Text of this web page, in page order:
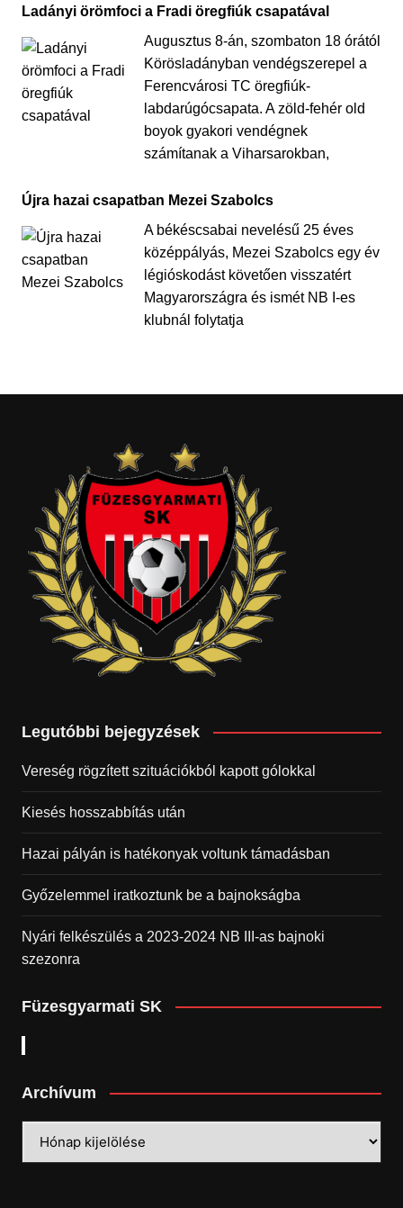
Ladányi örömfoci a Fradi öregfiúk csapatával
Augusztus 8-án, szombaton 18 órától
Körösladányban vendégszerepel a
Ferencvárosi TC öregfiúk-
labdarúgócsapata. A zöld-fehér old
boyok gyakori vendégnek
számítanak a Viharsarokban,
Újra hazai csapatban Mezei Szabolcs
A békéscsabai nevelésű 25 éves
középpályás, Mezei Szabolcs egy év
légióskodást követően visszatért
Magyarországra és ismét NB I-es
klubnál folytatja
Legutóbbi bejegyzések
Vereség rögzített szituációkból kapott gólokkal
Kiesés hosszabbítás után
Hazai pályán is hatékonyak voltunk támadásban
Győzelemmel iratkoztunk be a bajnokságba
Nyári felkészülés a 2023-2024 NB III-as bajnoki
szezonra
Füzesgyarmati SK
Archívum